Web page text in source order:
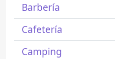
Barbería
Cafetería
Camping